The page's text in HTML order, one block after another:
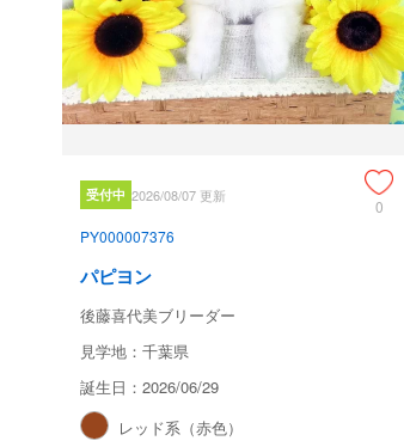
受付中 2026/08/07 更新
0
PY000007376
パピヨン
後藤喜代美ブリーダー
見学地：千葉県
誕生日：2026/06/29
レッド系（赤色）